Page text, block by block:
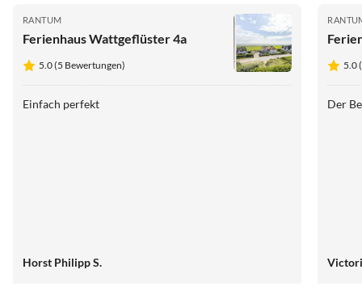
RANTUM
Ferienhaus Wattgeflüster 4a
5.0 (5 Bewertungen)
Einfach perfekt
Horst Philipp S.
5.0
Der